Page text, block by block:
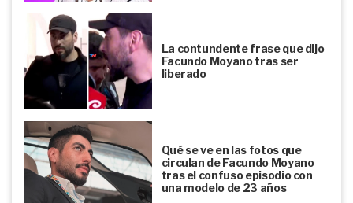
La contundente frase que dijo
Facundo Moyano tras ser
liberado
Qué se ve en las fotos que
circulan de Facundo Moyano
tras el confuso episodio con
una modelo de 23 años